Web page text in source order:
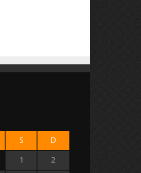
S D
1
2